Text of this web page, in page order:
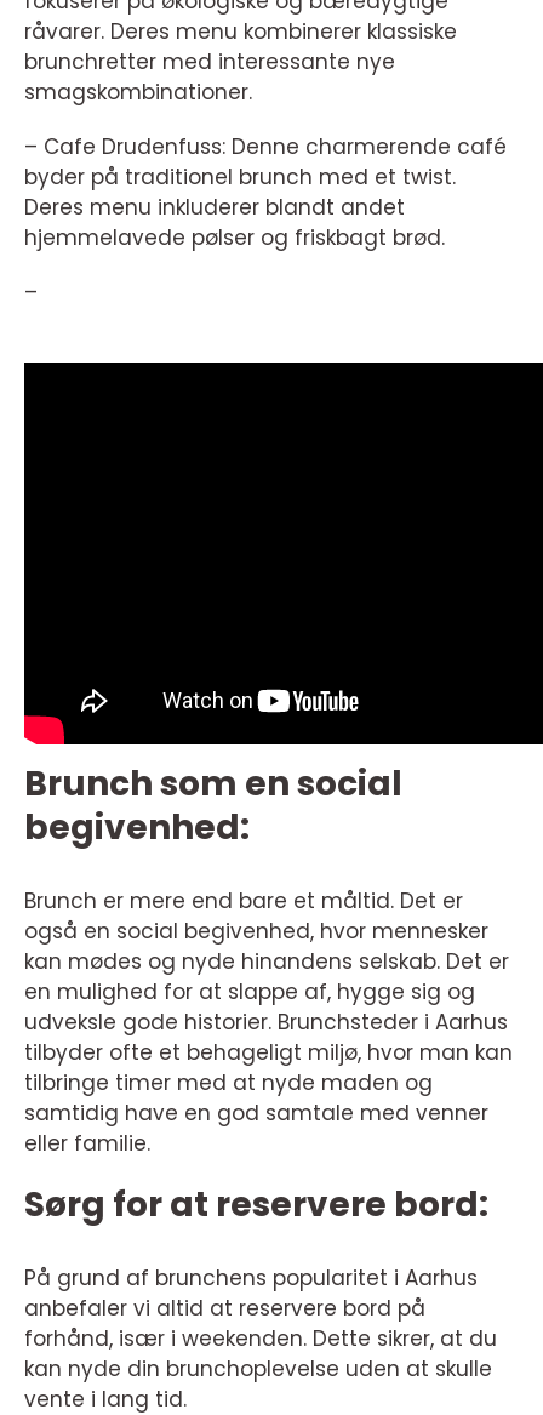
råvarer. Deres menu kombinerer klassiske
brunchretter med interessante nye
smagskombinationer.
– Cafe Drudenfuss: Denne charmerende café
byder på traditionel brunch med et twist.
Deres menu inkluderer blandt andet
hjemmelavede pølser og friskbagt brød.
–
Brunch som en social
begivenhed:
Brunch er mere end bare et måltid. Det er
også en social begivenhed, hvor mennesker
kan mødes og nyde hinandens selskab. Det er
en mulighed for at slappe af, hygge sig og
udveksle gode historier. Brunchsteder i Aarhus
tilbyder ofte et behageligt miljø, hvor man kan
tilbringe timer med at nyde maden og
samtidig have en god samtale med venner
eller familie.
Sørg for at reservere bord:
På grund af brunchens popularitet i Aarhus
anbefaler vi altid at reservere bord på
forhånd, især i weekenden. Dette sikrer, at du
kan nyde din brunchoplevelse uden at skulle
vente i lang tid.